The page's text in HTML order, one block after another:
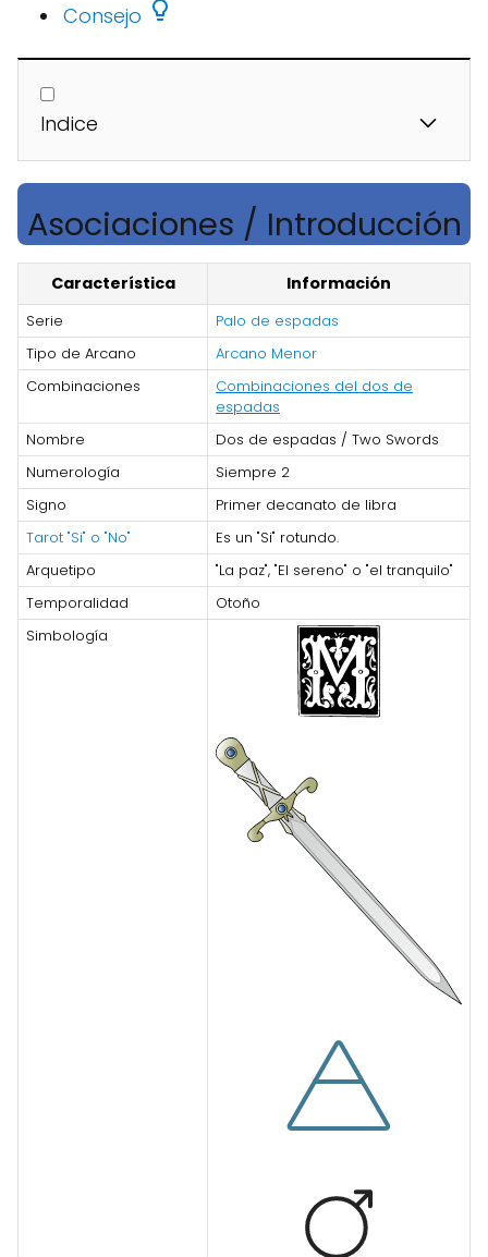
Consejo
Indice
Asociaciones / Introducción
Característica Información
Serie
Palo de espadas
Tipo de Arcano
Arcano Menor
Combinaciones
Combinaciones del dos de
espadas
Nombre
Dos de espadas / Two Swords
Numerología
Siempre 2
Signo
Primer decanato de libra
Tarot "Si" o "No"
Es un "Si" rotundo.
Arquetipo
"La paz", "El sereno" o "el tranquilo"
Temporalidad
Otoño
Simbología